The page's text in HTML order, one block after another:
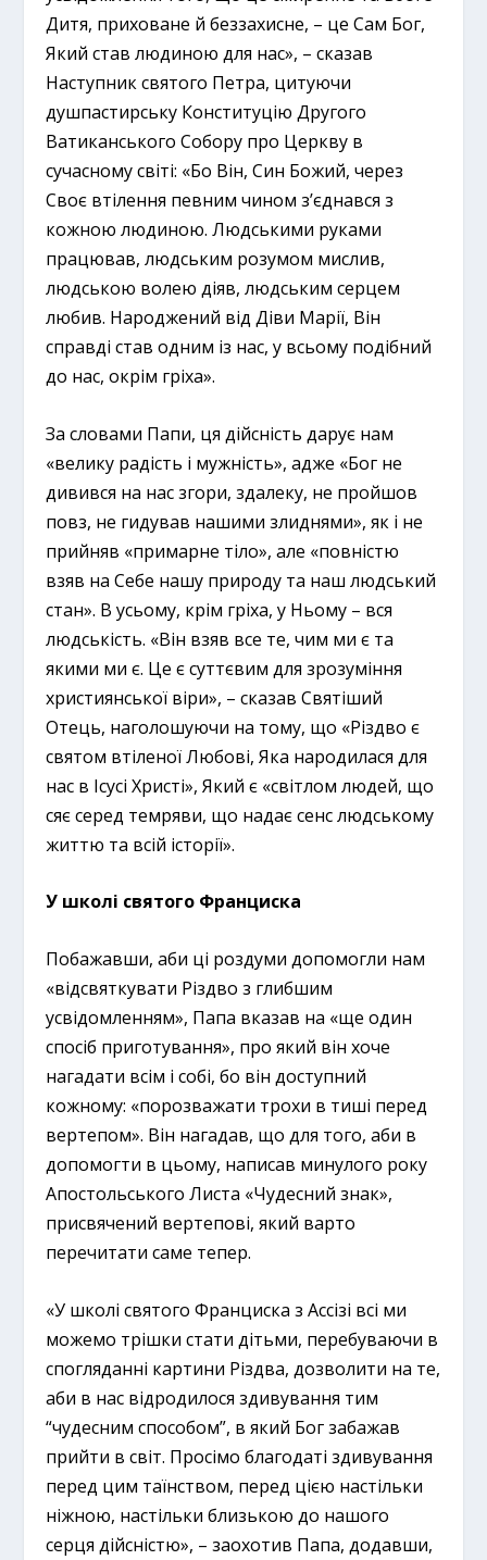
Дитя, приховане й беззахисне, – це Сам Бог,
Який став людиною для нас», – сказав
Наступник святого Петра, цитуючи
душпастирську Конституцію Другого
Ватиканського Собору про Церкву в
сучасному світі: «Бо Він, Син Божий, через
Своє втілення певним чином з’єднався з
кожною людиною. Людськими руками
працював, людським розумом мислив,
людською волею діяв, людським серцем
любив. Народжений від Діви Марії, Він
справді став одним із нас, у всьому подібний
до нас, окрім гріха».
За словами Папи, ця дійсність дарує нам
«велику радість і мужність», адже «Бог не
дивився на нас згори, здалеку, не пройшов
повз, не гидував нашими злиднями», як і не
прийняв «примарне тіло», але «повністю
взяв на Себе нашу природу та наш людський
стан». В усьому, крім гріха, у Ньому – вся
людськість. «Він взяв все те, чим ми є та
якими ми є. Це є суттєвим для зрозуміння
християнської віри», – сказав Святіший
Отець, наголошуючи на тому, що «Різдво є
святом втіленої Любові, Яка народилася для
нас в Ісусі Христі», Який є «світлом людей, що
сяє серед темряви, що надає сенс людському
життю та всій історії».
У школі святого Франциска
Побажавши, аби ці роздуми допомогли нам
«відсвяткувати Різдво з глибшим
усвідомленням», Папа вказав на «ще один
спосіб приготування», про який він хоче
нагадати всім і собі, бо він доступний
кожному: «порозважати трохи в тиші перед
вертепом». Він нагадав, що для того, аби в
допомогти в цьому, написав минулого року
Апостольського Листа «Чудесний знак»,
присвячений вертепові, який варто
перечитати саме тепер.
«У школі святого Франциска з Ассізі всі ми
можемо трішки стати дітьми, перебуваючи в
спогляданні картини Різдва, дозволити на те,
аби в нас відродилося здивування тим
“чудесним способом”, в який Бог забажав
прийти в світ. Просімо благодаті здивування
перед цим таїнством, перед цією настільки
ніжною, настільки близькою до нашого
серця дійсністю», – заохотив Папа, додавши,